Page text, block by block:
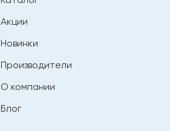
Акции
Новинки
Производители
О компании
Блог